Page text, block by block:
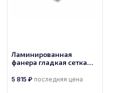
Ламинированная
фанера гладкая сетка
размером 1525х3050,
5 815 ₽ последняя цена